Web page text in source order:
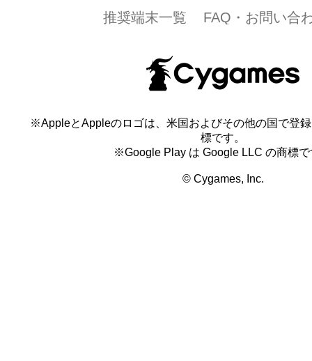
推奨端末一覧
FAQ・お問い合
※AppleとAppleのロゴは、米国およびその他の国で登
標です。
※Google Play は Google LLC の商標で
© Cygames, Inc.